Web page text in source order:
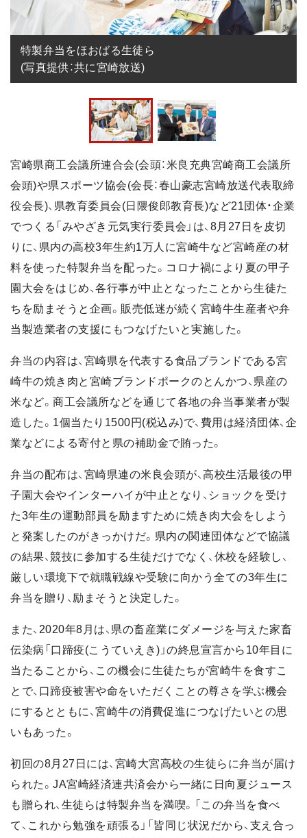
特製弁当をほおばる生徒ら
(写真提供：共に宮崎放送)
宮崎県商工会議所連合会(会頭：米良充典宮崎商工会議所
会頭)や県スポーツ協会(会長：春山豪志宮崎放送代表取締
役会長)、県教育委員会(日隈俊郎教育長)など21団体・企業
でつくる「みやざき元気実行委員会」は、8月27日を皮切
りに、県内の高校3年生約1万人に宮崎牛など宮崎産の材
料を使った特製弁当を配った。コロナ禍により夏の甲子
園大会をはじめ、各行事が中止となったことから生徒た
ちを励まそうと企画。販売低迷が続く宮崎牛生産者や弁
当製造業者の支援にもつなげたいと実施した。
弁当の内容は、宮崎県を代表する食品ブランドである宮
崎牛の焼き肉と宮崎ブランドポークのとんかつ、県産の
米など。商工会議所などを通じて各地の弁当事業者が製
造した。1個当たり1500円(税込み)で、費用は経済団体、企
業などによる寄付と県の補助金で賄った。
弁当の配布は、宮崎県連の米良会頭が、高校生活最後の甲
子園大会やインターハイが中止となり、ショックを受け
た3年生の運動部員を励ますために焼き肉大会をしよう
と発案したのがきっかけだ。県内の関連団体などで協議
の結果、競技に参加する生徒だけでなく、休校を経験し、
厳しい環境下で就職戦線や受験に向かう全ての3年生に
弁当を贈り、励まそうと決定した。
また、2020年8月は、県の畜産業にダメージを与えた家畜
伝染病「口蹄疫(こうていえき)」の終息宣言から10年目に
当たることから、この機会に生徒たちが宮崎牛を食すこ
とで、口蹄疫被害や命をいただくことの尊さを学ぶ機会
にするとともに、宮崎牛の消費促進につなげたいとの思
いもあった。
初回の8月27日には、宮崎大宮高校の生徒らに弁当が届け
られた。JA宮崎経済連共済会から一緒に日向夏ジュース
も贈られ、生徒らは特製弁当を満喫。「この弁当を食べ
て、これから勉強を頑張る」「皆同じ状況だから、支え合っ